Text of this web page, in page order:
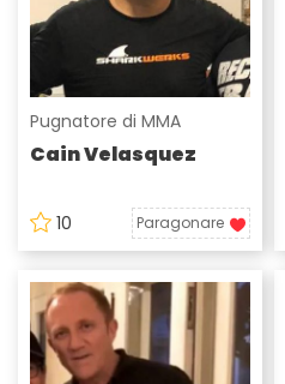
Pugnatore di MMA
Cain Velasquez
10 Paragonare